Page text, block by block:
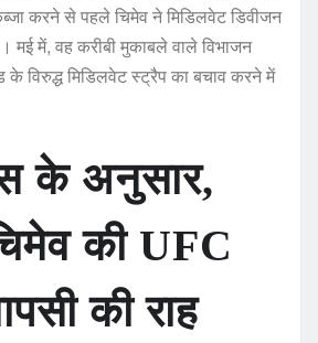
करने से पहले चिमेव ने मिडिलवेट डिवीजन
मई में, वह करीबी मुकाबले वाले विभाजन
के विरुद्ध मिडिलवेट स्ट्रैप का बचाव करने में
के अनुसार,
की UFC
की राह